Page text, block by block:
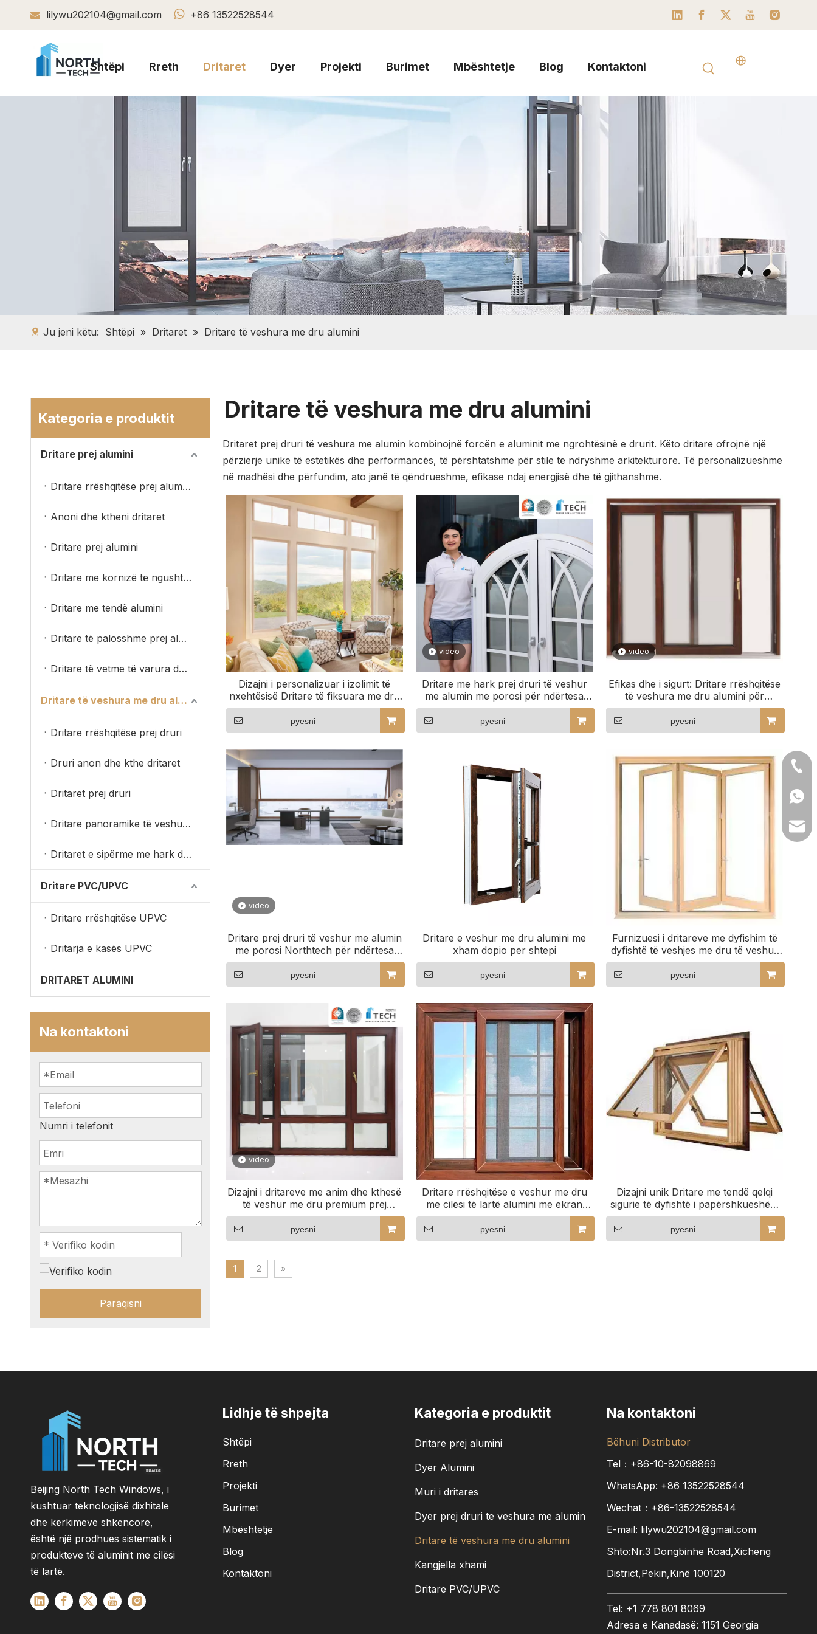
 lilywu202104@gmail.com  +86 13522528544
Shtëpi Rreth Dritaret Dyer Projekti Burimet Mbështetje Blog Kontaktoni
Ju jeni këtu: Shtëpi » Dritaret » Dritare të veshura me dru alumini
Kategoria e produktit
Dritare prej alumini
Dritare rrëshqitëse prej alumini
Anoni dhe ktheni dritaret
Dritare prej alumini
Dritare me kornizë të ngushtë alumini
Dritare me tendë alumini
Dritare të palosshme prej alumini
Dritare të vetme të varura dyshe
Dritare të veshura me dru alumini
Dritare rrëshqitëse prej druri
Druri anon dhe kthe dritaret
Dritaret prej druri
Dritare panoramike të veshura me dru alumini
Dritaret e sipërme me hark druri
Dritare PVC/UPVC
Dritare rrëshqitëse UPVC
Dritarja e kasës UPVC
DRITARET ALUMINI
Na kontaktoni
Numri i telefonit
Paraqisni
Dritare të veshura me dru alumini
Dritaret prej druri të veshura me alumin kombinojnë forcën e aluminit me ngrohtësinë e drurit. Këto dritare ofrojnë një
përzierje unike të estetikës dhe performancës, të përshtatshme për stile të ndryshme arkitekturore. Të personalizueshme
në madhësi dhe përfundim, ato janë të qëndrueshme, efikase ndaj energjisë dhe të gjithanshme.
Dizajni i personalizuar i izolimit të
nxehtësisë Dritare të fiksuara me dru
pishe të veshur me alumin me ekrane
sigurie
pyesni
video
Dritare me hark prej druri të veshur
me alumin me porosi për ndërtesa
tregtare Eksploroni modelet tona
pyesni
video
Efikas dhe i sigurt: Dritare rrëshqitëse
të veshura me dru alumini për
ndërtesat e mikpritjes
pyesni
video
Dritare prej druri të veshur me alumin
me porosi Northtech për ndërtesa
tregtare
pyesni
Dritare e veshur me dru alumini me
xham dopio per shtepi
pyesni
Furnizuesi i dritareve me dyfishim të
dyfishtë të veshjes me dru të veshur
me alumin
pyesni
video
Dizajni i dritareve me anim dhe kthesë
të veshur me dru premium prej
alumini Eksploroni dizajnet e dritareve
prej druri
pyesni
Dritare rrëshqitëse e veshur me dru
me cilësi të lartë alumini me ekran
sigurie
pyesni
Dizajni unik Dritare me tendë qelqi
sigurie të dyfishtë i papërshkueshëm
nga uji, e veshur me alumin, për
shtëpi
pyesni
1 2 »
Beijing North Tech Windows, i
kushtuar teknologjisë dixhitale
dhe kërkimeve shkencore,
është një prodhues sistematik i
produkteve të aluminit me cilësi
të lartë.
+86-
+86
Lidhje të shpejta
Shtëpi
Rreth
Projekti
Burimet
Mbështetje
Blog
Kontaktoni
Kategoria e produktit
Dritare prej alumini
Dyer Alumini
Muri i dritares
Dyer prej druri te veshura me alumin
Dritare të veshura me dru alumini
Kangjella xhami
Dritare PVC/UPVC
Na kontaktoni
Bëhuni Distributor
Tel：+86-10-82098869
WhatsApp: +86 13522528544
Wechat：+86-13522528544
E-mail: lilywu202104@gmail.com
Shto:Nr.3 Dongbinhe Road,Xicheng
District,Pekin,Kinë 100120
Tel: +1 778 801 8069
Adresa e Kanadasë: 1151 Georgia